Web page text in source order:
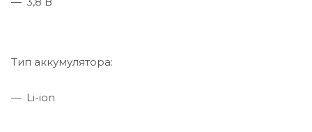
Тип аккумулятора:
Li-ion